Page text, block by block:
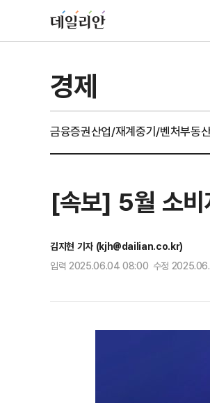
경제
금융증권산업/재계중기/벤처부동
[속보] 5월 소
김지현 기자 (kjh@dailian.co.kr)
입력 2025.06.04 08:00 수정